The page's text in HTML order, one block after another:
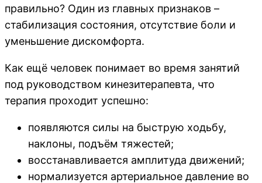
правильно? Один из главных признаков –
стабилизация состояния, отсутствие боли и
уменьшение дискомфорта.
Как ещё человек понимает во время занятий
под руководством кинезитерапевта, что
терапия проходит успешно:
появляются силы на быструю ходьбу,
наклоны, подъём тяжестей;
восстанавливается амплитуда движений;
нормализуется артериальное давление во